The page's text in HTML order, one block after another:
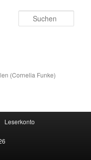
(Cornelia Funke)
Leserkonto